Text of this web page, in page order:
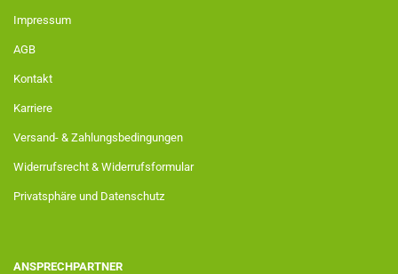
Impressum
AGB
Kontakt
Karriere
Versand- & Zahlungsbedingungen
Widerrufsrecht & Widerrufsformular
Privatsphäre und Datenschutz
ANSPRECHPARTNER